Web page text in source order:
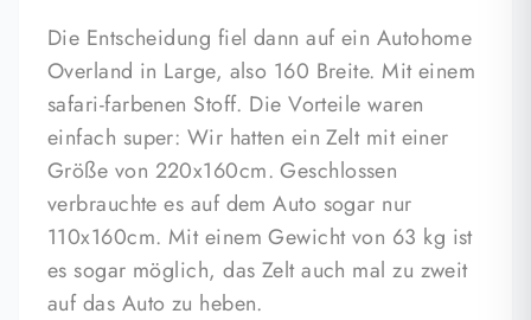
Die Entscheidung fiel dann auf ein Autohome
Overland in Large, also 160 Breite. Mit einem
safari-farbenen Stoff. Die Vorteile waren
einfach super: Wir hatten ein Zelt mit einer
Größe von 220x160cm. Geschlossen
verbrauchte es auf dem Auto sogar nur
110x160cm. Mit einem Gewicht von 63 kg ist
es sogar möglich, das Zelt auch mal zu zweit
auf das Auto zu heben.